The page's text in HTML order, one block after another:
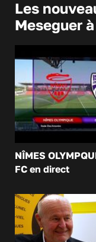
Les
Meseguer
NÎMES
FC en direct